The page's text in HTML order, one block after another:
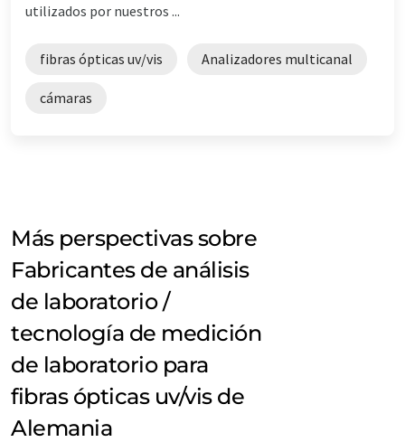
utilizados por nuestros ...
fibras ópticas uv/vis Analizadores multicanal
cámaras
Más perspectivas sobre
Fabricantes de análisis
de laboratorio /
tecnología de medición
de laboratorio para
fibras ópticas uv/vis de
Alemania